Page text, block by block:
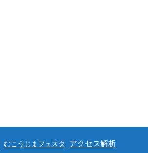
むこうじまフェスタ アクセス解析